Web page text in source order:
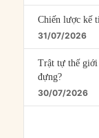
Chiến lược kế
31/07/2026
Trật tự thế giới
đựng?
30/07/2026